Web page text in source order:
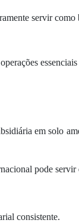
servir como
em solo
pode
consistente.